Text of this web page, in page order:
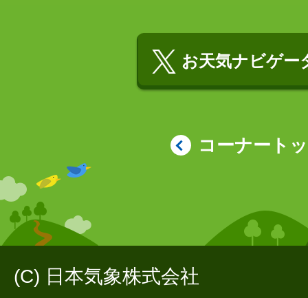
お天気ナビゲー
コーナート
(C) 日本気象株式会社